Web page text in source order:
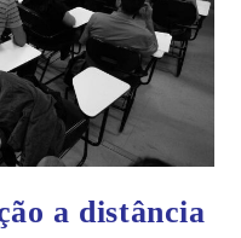
a distância